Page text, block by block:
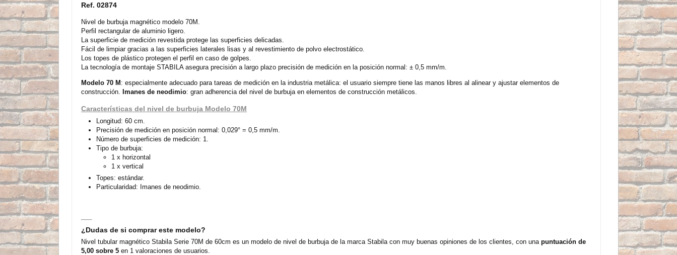
Ref. 02874
Nivel de burbuja magnético modelo 70M.
Perfil rectangular de aluminio ligero.
La superficie de medición revestida protege las superficies delicadas.
Fácil de limpiar gracias a las superficies laterales lisas y al revestimiento de polvo electrostático.
Los topes de plástico protegen el perfil en caso de golpes.
La tecnología de montaje STABILA asegura precisión a largo plazo precisión de medición en la posición normal: ± 0,5 mm/m.
Modelo 70 M: especialmente adecuado para tareas de medición en la industria metálica: el usuario siempre tiene las manos libres al alinear y ajustar elementos de
construcción. Imanes de neodimio: gran adherencia del nivel de burbuja en elementos de construcción metálicos.
Características del nivel de burbuja Modelo 70M
Longitud: 60 cm.
Precisión de medición en posición normal: 0,029° = 0,5 mm/m.
Número de superficies de medición: 1.
Tipo de burbuja:
1 x horizontal
1 x vertical
Topes: estándar.
Particularidad: Imanes de neodimio.
¿Dudas de si comprar este modelo?
Nivel tubular magnético Stabila Serie 70M de 60cm es un modelo de nivel de burbuja de la marca Stabila con muy buenas opiniones de los clientes, con una puntuación de
5,00 sobre 5 en 1 valoraciones de usuarios.